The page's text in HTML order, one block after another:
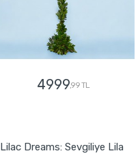
4999,99 TL
Lilac Dreams: Sevgiliye Lila